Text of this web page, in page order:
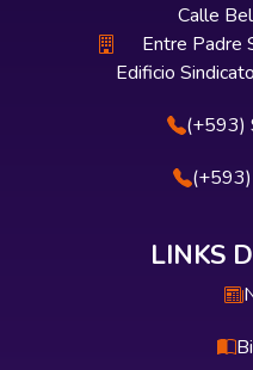
Calle
Entre Padre
Edificio
(+593)
LINKS